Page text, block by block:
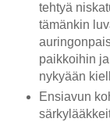
tehtyä
tämänkin
paikkoihin
nykyään
Ensiavun